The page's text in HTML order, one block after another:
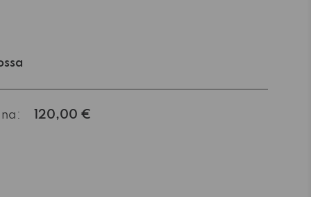
120,00 €